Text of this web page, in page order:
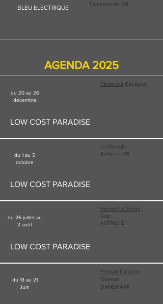
BLEU ELECTRIQUE
Tournefeuille (31)
AGENDA 2025
du 20 au 26
décembre
Tarragona (Espagne)
LOW COST PARADISE
du 1 au 5
octobre
La Glissade
Aurignac (31)
LOW COST PARADISE
du 26 juillet au
2 août
Festival La Strada
Graz
AUTRICHE
LOW COST PARADISE
du 18 au 21
Juin
Festival Dynamo
Odense
DANEMARK